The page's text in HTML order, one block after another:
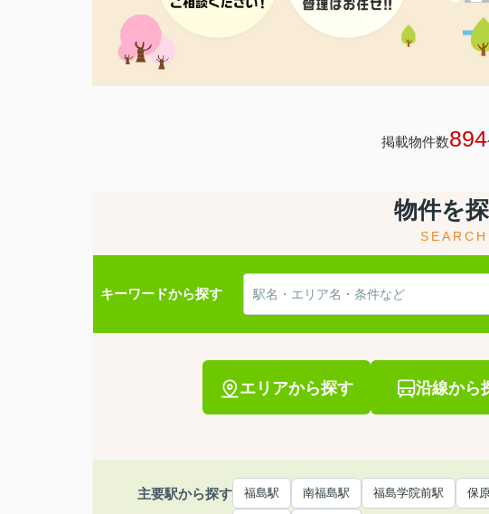
掲載物件数894
物件を
SEARCH
キーワードから探す
エリアから探す 沿線から
主要駅から探す 福島駅 南福島駅 福島学院前駅 保